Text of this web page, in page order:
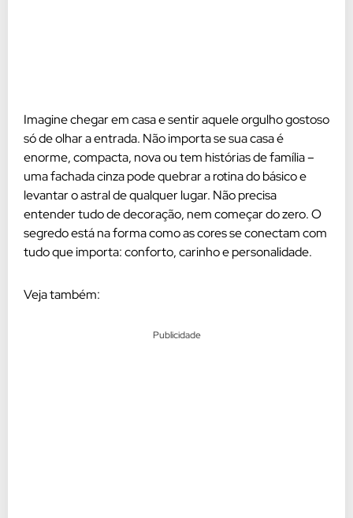
Imagine chegar em casa e sentir aquele orgulho gostoso
só de olhar a entrada. Não importa se sua casa é
enorme, compacta, nova ou tem histórias de família –
uma fachada cinza pode quebrar a rotina do básico e
levantar o astral de qualquer lugar. Não precisa
entender tudo de decoração, nem começar do zero. O
segredo está na forma como as cores se conectam com
tudo que importa: conforto, carinho e personalidade.
Veja também:
Publicidade